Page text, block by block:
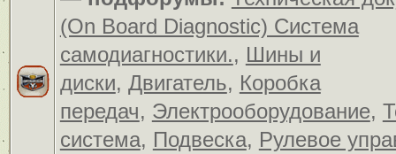
(On Board Diagnostic) Система
самодиагностики., Шины и
диски, Двигатель, Коробка
передач, Электрооборудование,
система, Подвеска, Рулевое